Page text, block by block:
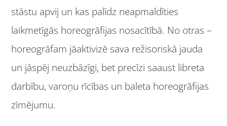
stāstu apvij un kas palīdz neapmaldīties
laikmetīgās horeogrāfijas nosacītībā. No otras –
horeogrāfam jāaktivizē sava režisoriskā jauda
un jāspēj neuzbāzīgi, bet precīzi saaust libreta
darbību, varoņu rīcības un baleta horeogrāfijas
zīmējumu.